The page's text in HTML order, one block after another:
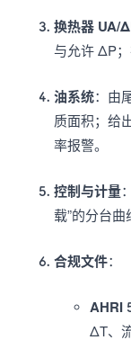
换热器 UA/
与允许 ΔP
油系统：由
质面积；给
率报警。
控制与计量
载”的分台曲
合规文件：
AHRI
ΔT、